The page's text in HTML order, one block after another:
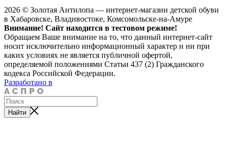
2026 © Золотая Антилопа — интернет-магазин детской обуви
в Хабаровске, Владивостоке, Комсомольске-на-Амуре
Внимание! Сайт находится в тестовом режиме!
Обращаем Ваше внимание на то, что данный интернет-сайт
носит исключительно информационный характер и ни при
каких условиях не является публичной офертой,
определяемой положениями Статьи 437 (2) Гражданского
кодекса Российской Федерации.
Разработано в
Найти